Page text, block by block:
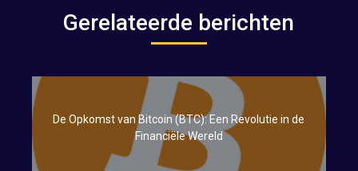
Gerelateerde berichten
De Opkomst van Bitcoin (BTC): Een Revolutie in de
Financiële Wereld